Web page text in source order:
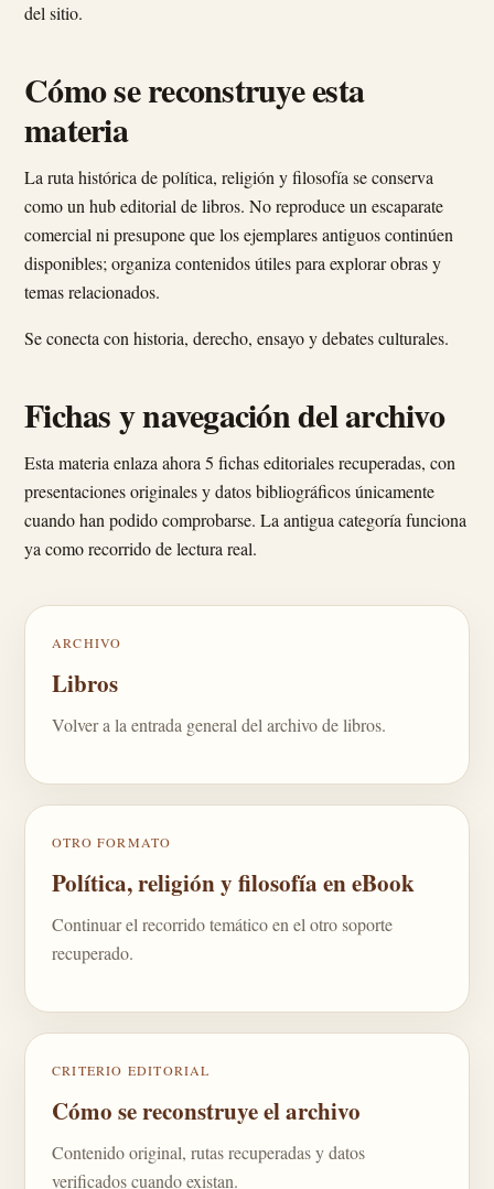
del sitio.
Cómo se reconstruye esta
materia
La ruta histórica de política, religión y filosofía se conserva
como un hub editorial de libros. No reproduce un escaparate
comercial ni presupone que los ejemplares antiguos continúen
disponibles; organiza contenidos útiles para explorar obras y
temas relacionados.
Se conecta con historia, derecho, ensayo y debates culturales.
Fichas y navegación del archivo
Esta materia enlaza ahora 5 fichas editoriales recuperadas, con
presentaciones originales y datos bibliográficos únicamente
cuando han podido comprobarse. La antigua categoría funciona
ya como recorrido de lectura real.
ARCHIVO
Libros
Volver a la entrada general del archivo de libros.
OTRO FORMATO
Política, religión y filosofía en eBook
Continuar el recorrido temático en el otro soporte
recuperado.
CRITERIO EDITORIAL
Cómo se reconstruye el archivo
Contenido original, rutas recuperadas y datos
verificados cuando existan.